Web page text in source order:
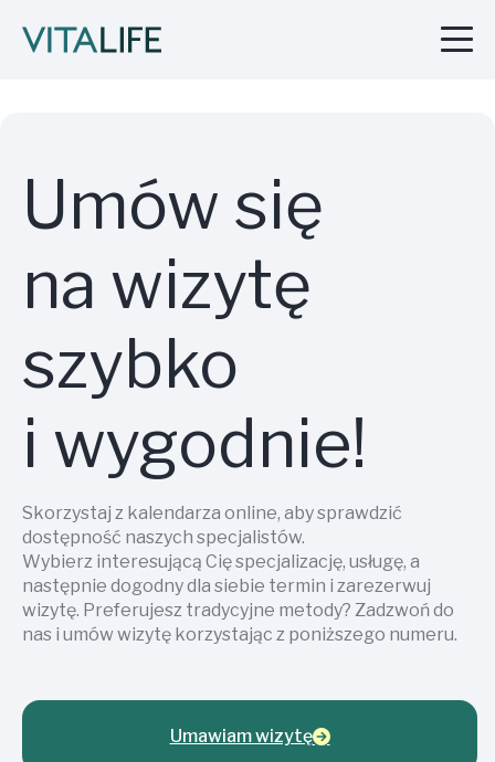
Umów się
na wizytę
szybko
i wygodnie!
Skorzystaj z kalendarza online, aby sprawdzić
dostępność naszych specjalistów.
Wybierz interesującą Cię specjalizację, usługę, a
następnie dogodny dla siebie termin i zarezerwuj
wizytę. Preferujesz tradycyjne metody? Zadzwoń do
nas i umów wizytę korzystając z poniższego numeru.
Umawiam wizytę